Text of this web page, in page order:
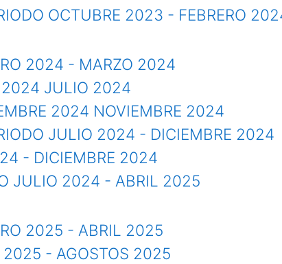
OCTUBRE 2023 - FEBRERO
2024 - MARZO 2024
2024 JULIO 2024
2024 NOVIEMBRE 2024
JULIO 2024 - DICIEMBRE 2024
- DICIEMBRE 2024
JULIO 2024 - ABRIL 2025
2025 - ABRIL 2025
2025 - AGOSTOS 2025